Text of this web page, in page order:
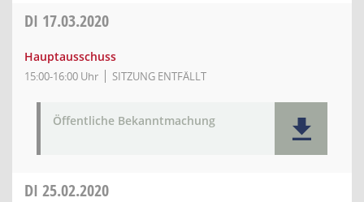
DI 17.03.2020
Hauptausschuss
15:00-16:00 Uhr SITZUNG ENTFÄLLT
Öffentliche Bekanntmachung
DI 25.02.2020